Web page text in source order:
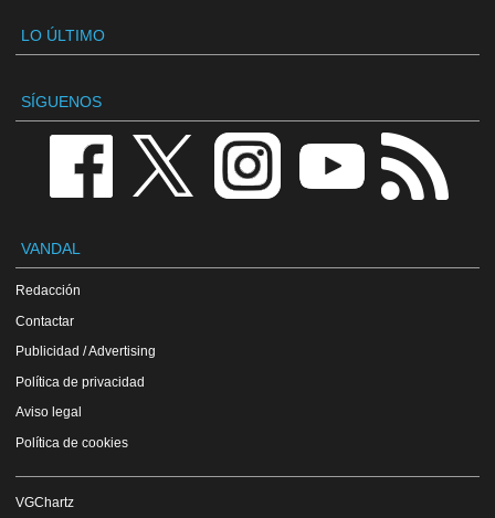
LO ÚLTIMO
SÍGUENOS
VANDAL
Redacción
Contactar
Publicidad / Advertising
Política de privacidad
Aviso legal
Política de cookies
VGChartz